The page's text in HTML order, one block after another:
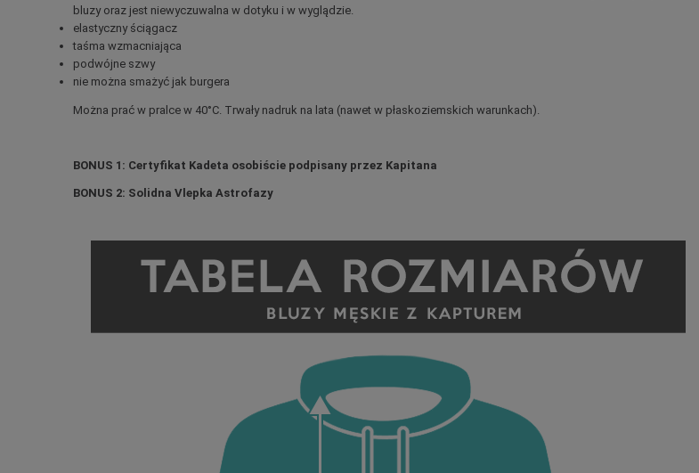
bluzy oraz jest niewyczuwalna w dotyku i w wyglądzie.
elastyczny ściągacz
taśma wzmacniająca
podwójne szwy
nie można smażyć jak burgera
Można prać w pralce w 40°C. Trwały nadruk na lata (nawet w płaskoziemskich warunkach).
BONUS 1: Certyfikat Kadeta osobiście podpisany przez Kapitana
BONUS 2: Solidna Vlepka Astrofazy